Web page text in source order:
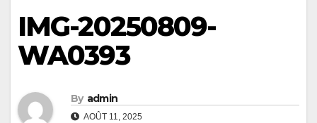
IMG-20250809-
WA0393
By admin
AOÛT 11, 2025